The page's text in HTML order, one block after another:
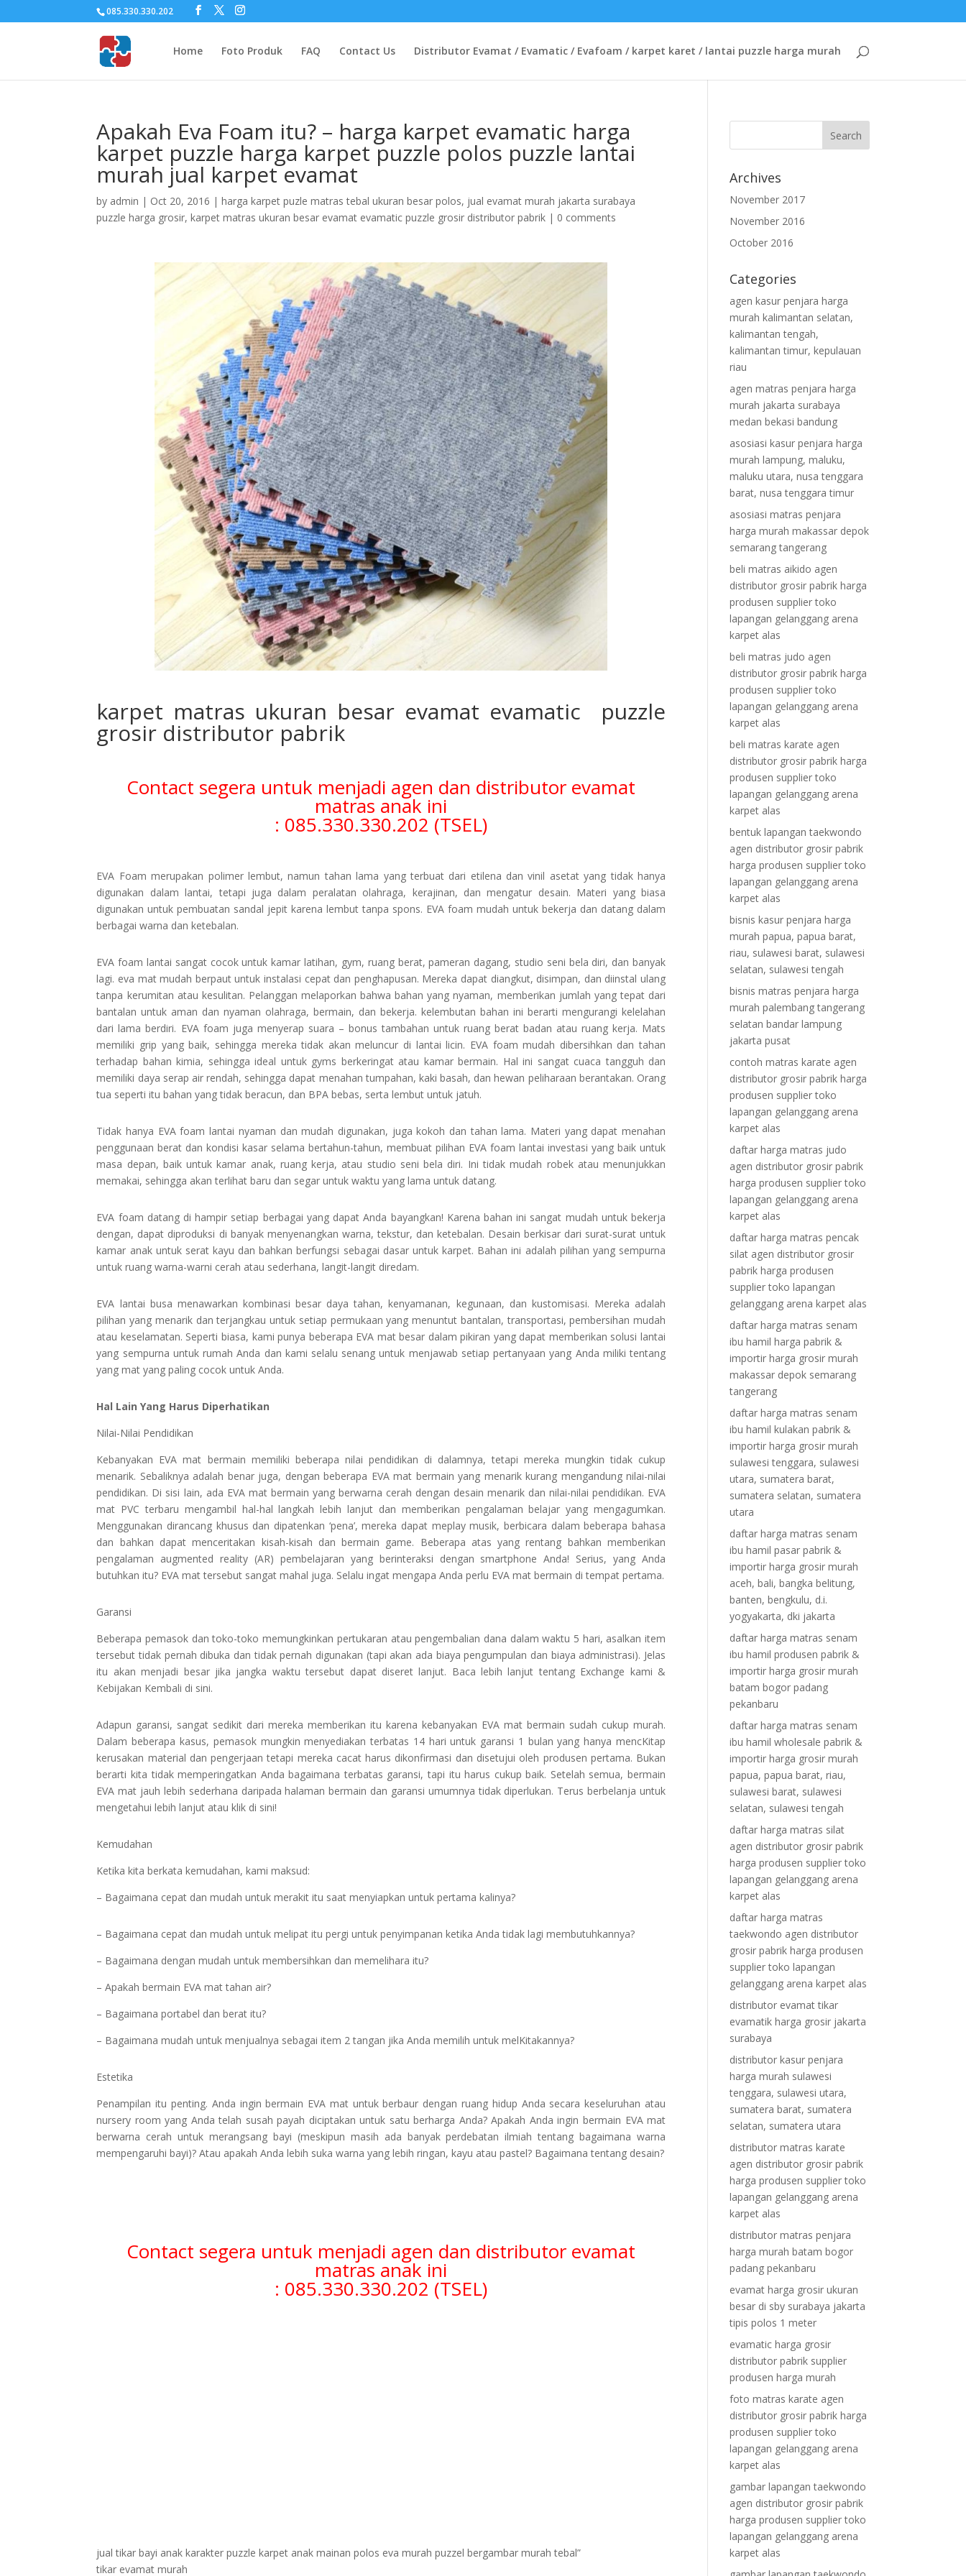
085.330.330.202
Home Foto Produk FAQ Contact Us Distributor Evamat / Evamatic / Evafoam / karpet karet / lantai puzzle harga murah
Apakah Eva Foam itu? – harga karpet evamatic harga
karpet puzzle harga karpet puzzle polos puzzle lantai
murah jual karpet evamat
by admin | Oct 20, 2016 |harga karpet puzle matras tebal ukuran besar polos, jual evamat murah jakarta surabaya
puzzle harga grosir,karpet matras ukuran besar evamat evamatic puzzle grosir distributor pabrik | 0 comments
karpet matras ukuran besar evamat evamatic puzzle
grosir distributor pabrik
Contact segera untuk menjadi agen dan distributor evamat
matras anak ini
: 085.330.330.202 (TSEL)
EVA Foam merupakan polimer lembut, namun tahan lama yang terbuat dari etilena dan vinil asetat yang tidak hanya
digunakan dalam lantai, tetapi juga dalam peralatan olahraga, kerajinan, dan mengatur desain. Materi yang biasa
digunakan untuk pembuatan sandal jepit karena lembut tanpa spons. EVA foam mudah untuk bekerja dan datang dalam
berbagai warna dan ketebalan.
EVA foam lantai sangat cocok untuk kamar latihan, gym, ruang berat, pameran dagang, studio seni bela diri, dan banyak
lagi. eva mat mudah berpaut untuk instalasi cepat dan penghapusan. Mereka dapat diangkut, disimpan, dan diinstal ulang
tanpa kerumitan atau kesulitan. Pelanggan melaporkan bahwa bahan yang nyaman, memberikan jumlah yang tepat dari
bantalan untuk aman dan nyaman olahraga, bermain, dan bekerja. kelembutan bahan ini berarti mengurangi kelelahan
dari lama berdiri. EVA foam juga menyerap suara – bonus tambahan untuk ruang berat badan atau ruang kerja. Mats
memiliki grip yang baik, sehingga mereka tidak akan meluncur di lantai licin. EVA foam mudah dibersihkan dan tahan
terhadap bahan kimia, sehingga ideal untuk gyms berkeringat atau kamar bermain. Hal ini sangat cuaca tangguh dan
memiliki daya serap air rendah, sehingga dapat menahan tumpahan, kaki basah, dan hewan peliharaan berantakan. Orang
tua seperti itu bahan yang tidak beracun, dan BPA bebas, serta lembut untuk jatuh.
Tidak hanya EVA foam lantai nyaman dan mudah digunakan, juga kokoh dan tahan lama. Materi yang dapat menahan
penggunaan berat dan kondisi kasar selama bertahun-tahun, membuat pilihan EVA foam lantai investasi yang baik untuk
masa depan, baik untuk kamar anak, ruang kerja, atau studio seni bela diri. Ini tidak mudah robek atau menunjukkan
memakai, sehingga akan terlihat baru dan segar untuk waktu yang lama untuk datang.
EVA foam datang di hampir setiap berbagai yang dapat Anda bayangkan! Karena bahan ini sangat mudah untuk bekerja
dengan, dapat diproduksi di banyak menyenangkan warna, tekstur, dan ketebalan. Desain berkisar dari surat-surat untuk
kamar anak untuk serat kayu dan bahkan berfungsi sebagai dasar untuk karpet. Bahan ini adalah pilihan yang sempurna
untuk ruang warna-warni cerah atau sederhana, langit-langit diredam.
EVA lantai busa menawarkan kombinasi besar daya tahan, kenyamanan, kegunaan, dan kustomisasi. Mereka adalah
pilihan yang menarik dan terjangkau untuk setiap permukaan yang menuntut bantalan, transportasi, pembersihan mudah
atau keselamatan. Seperti biasa, kami punya beberapa EVA mat besar dalam pikiran yang dapat memberikan solusi lantai
yang sempurna untuk rumah Anda dan kami selalu senang untuk menjawab setiap pertanyaan yang Anda miliki tentang
yang mat yang paling cocok untuk Anda.
Hal Lain Yang Harus Diperhatikan
Nilai-Nilai Pendidikan
Kebanyakan EVA mat bermain memiliki beberapa nilai pendidikan di dalamnya, tetapi mereka mungkin tidak cukup
menarik. Sebaliknya adalah benar juga, dengan beberapa EVA mat bermain yang menarik kurang mengandung nilai-nilai
pendidikan. Di sisi lain, ada EVA mat bermain yang berwarna cerah dengan desain menarik dan nilai-nilai pendidikan. EVA
mat PVC terbaru mengambil hal-hal langkah lebih lanjut dan memberikan pengalaman belajar yang mengagumkan.
Menggunakan dirancang khusus dan dipatenkan ‘pena’, mereka dapat meplay musik, berbicara dalam beberapa bahasa
dan bahkan dapat menceritakan kisah-kisah dan bermain game. Beberapa atas yang rentang bahkan memberikan
pengalaman augmented reality (AR) pembelajaran yang berinteraksi dengan smartphone Anda! Serius, yang Anda
butuhkan itu? EVA mat tersebut sangat mahal juga. Selalu ingat mengapa Anda perlu EVA mat bermain di tempat pertama.
Garansi
Beberapa pemasok dan toko-toko memungkinkan pertukaran atau pengembalian dana dalam waktu 5 hari, asalkan item
tersebut tidak pernah dibuka dan tidak pernah digunakan (tapi akan ada biaya pengumpulan dan biaya administrasi). Jelas
itu akan menjadi besar jika jangka waktu tersebut dapat diseret lanjut. Baca lebih lanjut tentang Exchange kami &
Kebijakan Kembali di sini.
Adapun garansi, sangat sedikit dari mereka memberikan itu karena kebanyakan EVA mat bermain sudah cukup murah.
Dalam beberapa kasus, pemasok mungkin menyediakan terbatas 14 hari untuk garansi 1 bulan yang hanya mencKitap
kerusakan material dan pengerjaan tetapi mereka cacat harus dikonfirmasi dan disetujui oleh produsen pertama. Bukan
berarti kita tidak memperingatkan Anda bagaimana terbatas garansi, tapi itu harus cukup baik. Setelah semua, bermain
EVA mat jauh lebih sederhana daripada halaman bermain dan garansi umumnya tidak diperlukan. Terus berbelanja untuk
mengetahui lebih lanjut atau klik di sini!
Kemudahan
Ketika kita berkata kemudahan, kami maksud:
– Bagaimana cepat dan mudah untuk merakit itu saat menyiapkan untuk pertama kalinya?
– Bagaimana cepat dan mudah untuk melipat itu pergi untuk penyimpanan ketika Anda tidak lagi membutuhkannya?
– Bagaimana dengan mudah untuk membersihkan dan memelihara itu?
– Apakah bermain EVA mat tahan air?
– Bagaimana portabel dan berat itu?
– Bagaimana mudah untuk menjualnya sebagai item 2 tangan jika Anda memilih untuk melKitakannya?
Estetika
Penampilan itu penting. Anda ingin bermain EVA mat untuk berbaur dengan ruang hidup Anda secara keseluruhan atau
nursery room yang Anda telah susah payah diciptakan untuk satu berharga Anda? Apakah Anda ingin bermain EVA mat
berwarna cerah untuk merangsang bayi (meskipun masih ada banyak perdebatan ilmiah tentang bagaimana warna
mempengaruhi bayi)? Atau apakah Anda lebih suka warna yang lebih ringan, kayu atau pastel? Bagaimana tentang desain?
Contact segera untuk menjadi agen dan distributor evamat
matras anak ini
: 085.330.330.202 (TSEL)
jual tikar bayi anak karakter puzzle karpet anak mainan polos eva murah puzzel bergambar murah tebal”
tikar evamat murah
Archives
November 2017
November 2016
October 2016
Categories
agen kasur penjara harga
murah kalimantan selatan,
kalimantan tengah,
kalimantan timur, kepulauan
riau
agen matras penjara harga
murah jakarta surabaya
medan bekasi bandung
asosiasi kasur penjara harga
murah lampung, maluku,
maluku utara, nusa tenggara
barat, nusa tenggara timur
asosiasi matras penjara
harga murah makassar depok
semarang tangerang
beli matras aikido agen
distributor grosir pabrik harga
produsen supplier toko
lapangan gelanggang arena
karpet alas
beli matras judo agen
distributor grosir pabrik harga
produsen supplier toko
lapangan gelanggang arena
karpet alas
beli matras karate agen
distributor grosir pabrik harga
produsen supplier toko
lapangan gelanggang arena
karpet alas
bentuk lapangan taekwondo
agen distributor grosir pabrik
harga produsen supplier toko
lapangan gelanggang arena
karpet alas
bisnis kasur penjara harga
murah papua, papua barat,
riau, sulawesi barat, sulawesi
selatan, sulawesi tengah
bisnis matras penjara harga
murah palembang tangerang
selatan bandar lampung
jakarta pusat
contoh matras karate agen
distributor grosir pabrik harga
produsen supplier toko
lapangan gelanggang arena
karpet alas
daftar harga matras judo
agen distributor grosir pabrik
harga produsen supplier toko
lapangan gelanggang arena
karpet alas
daftar harga matras pencak
silat agen distributor grosir
pabrik harga produsen
supplier toko lapangan
gelanggang arena karpet alas
daftar harga matras senam
ibu hamil harga pabrik &
importir harga grosir murah
makassar depok semarang
tangerang
daftar harga matras senam
ibu hamil kulakan pabrik &
importir harga grosir murah
sulawesi tenggara, sulawesi
utara, sumatera barat,
sumatera selatan, sumatera
utara
daftar harga matras senam
ibu hamil pasar pabrik &
importir harga grosir murah
aceh, bali, bangka belitung,
banten, bengkulu, d.i.
yogyakarta, dki jakarta
daftar harga matras senam
ibu hamil produsen pabrik &
importir harga grosir murah
batam bogor padang
pekanbaru
daftar harga matras senam
ibu hamil wholesale pabrik &
importir harga grosir murah
papua, papua barat, riau,
sulawesi barat, sulawesi
selatan, sulawesi tengah
daftar harga matras silat
agen distributor grosir pabrik
harga produsen supplier toko
lapangan gelanggang arena
karpet alas
daftar harga matras
taekwondo agen distributor
grosir pabrik harga produsen
supplier toko lapangan
gelanggang arena karpet alas
distributor evamat tikar
evamatik harga grosir jakarta
surabaya
distributor kasur penjara
harga murah sulawesi
tenggara, sulawesi utara,
sumatera barat, sumatera
selatan, sumatera utara
distributor matras karate
agen distributor grosir pabrik
harga produsen supplier toko
lapangan gelanggang arena
karpet alas
distributor matras penjara
harga murah batam bogor
padang pekanbaru
evamat harga grosir ukuran
besar di sby surabaya jakarta
tipis polos 1 meter
evamatic harga grosir
distributor pabrik supplier
produsen harga murah
foto matras karate agen
distributor grosir pabrik harga
produsen supplier toko
lapangan gelanggang arena
karpet alas
gambar lapangan taekwondo
agen distributor grosir pabrik
harga produsen supplier toko
lapangan gelanggang arena
karpet alas